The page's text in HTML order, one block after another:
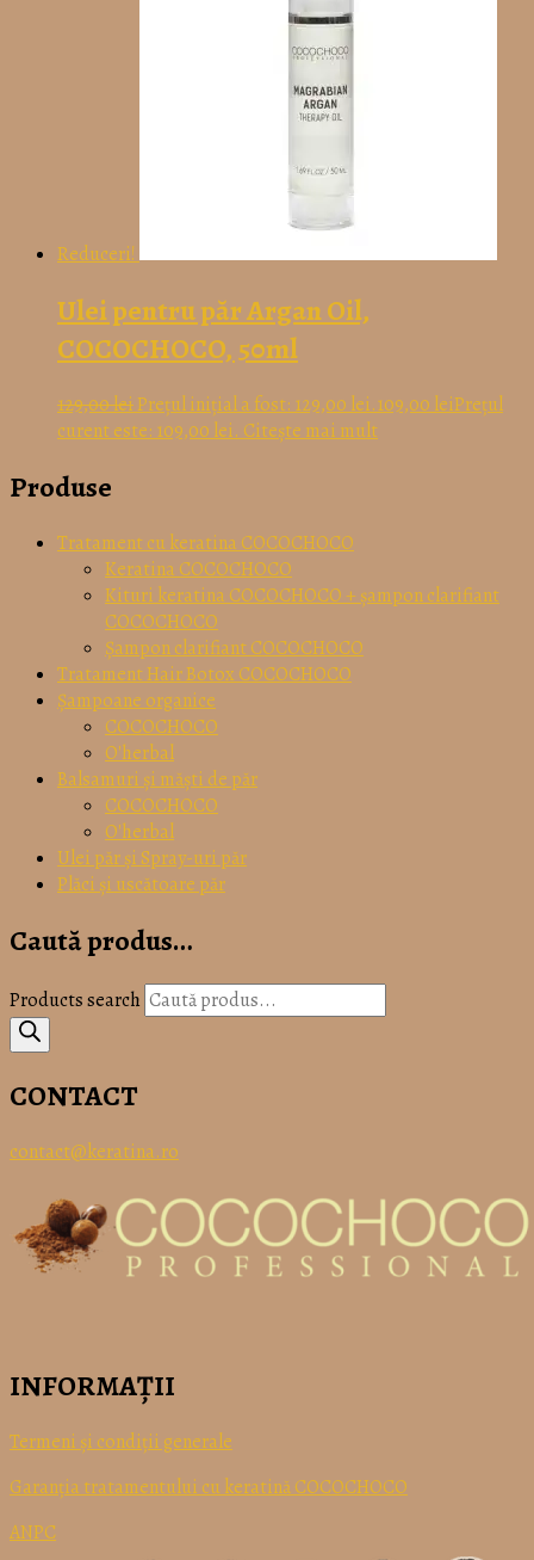
Reduceri!
Ulei pentru păr Argan Oil,
COCOCHOCO, 50ml
129,00leiPrețul inițial a fost: 129,00 lei.109,00 leiPrețul
curent este: 109,00 lei. Citește mai mult
Produse
Tratament cu keratina COCOCHOCO
Keratina COCOCHOCO
Kituri keratina COCOCHOCO + șampon clarifiant
COCOCHOCO
Șampon clarifiant COCOCHOCO
Tratament Hair Botox COCOCHOCO
Șampoane organice
COCOCHOCO
O'herbal
Balsamuri și măști de păr
COCOCHOCO
O'herbal
Ulei păr și Spray-uri păr
Plăci și uscătoare păr
Caută produs…
Products search
CONTACT
contact@keratina.ro
INFORMAȚII
Termeni și condiții generale
Garanția tratamentului cu keratină COCOCHOCO
ANPC